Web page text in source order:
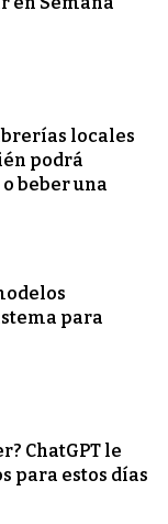
locales
podrá
beber una
para
ChatGPT le
para estos días